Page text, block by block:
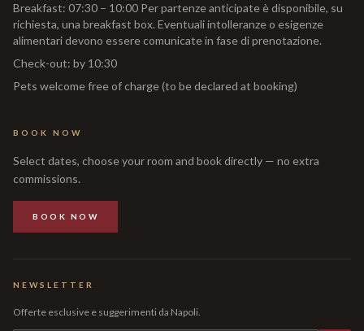
Breakfast: 07:30 – 10:00 Per partenze anticipate è disponibile, su
richiesta, una breakfast box. Eventuali intolleranze o esigenze
alimentari devono essere comunicate in fase di prenotazione.
Check-out: by 10:30
Pets welcome free of charge (to be declared at booking)
BOOK NOW
Select dates, choose your room and book directly — no extra
commissions.
BOOK NOW
NEWSLETTER
Offerte esclusive e suggerimenti da Napoli.